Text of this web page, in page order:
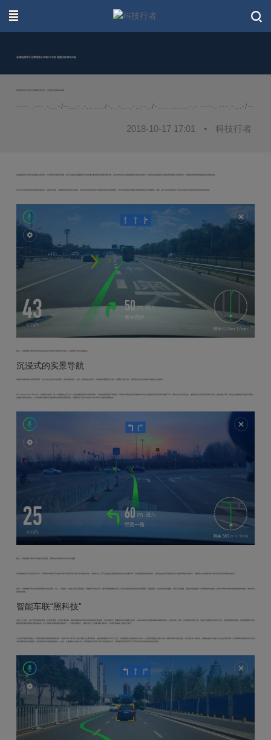
联系我们
高德地图联手达摩院推出车载AR导航 颠覆传统驾车体验
高德地图今日宣布与达摩院达成合作，共同推出车载AR导航。
----..---.-...-/--...-.-......./-...-....-..--../-............-.- ----..---.-...-/--
2018-10-17 17:01 • 科技行者
高德地图今日宣布与达摩院达成合作，共同推出车载AR导航。该产品借助高德地图专业的交通大数据和车道级导航引擎，以及双方合作共建的图像识别AI技术能力，将真实的道路场景与虚拟的导航指引有机结合，给驾驶员带来更直观的实景导航体验。
该产品计划首批应用在智能后视镜上，做能力验证，后续重点将拓展至仪表盘、车机中控屏以及HUD平视系统等更多使用场景，针对不同的展示载体打磨最优的用户体验效果。据悉，该产品也是国内首个真正落地的可多场景使用的车载AR导航。
图注：高德地图车载AR导航可在复杂路口处进行清晰的方向指引，避免用户错过关键路口
沉浸式的实景导航
地图导航虽然现在普及率很高，但人们在使用时仍然需要一定的理解成本，尤其一些复杂的岔路口，理解起来需要更长时间，但哪怕只是几秒，在高速行驶过程中就有可能错过关键路口。
AR（Augmented Reality，增强现实技术）是一种创新的交互方式，也给地图导航带来新的思路。与传统地图导航不同的是，车载AR导航首先利用摄像头将前方道路的真实场景实时捕捉下来，再结合汽车当前定位、地图导航信息以及场景AI识别，进行融合计算，然后生成虚拟的导航指引模型，
并叠加到真实道路上，从而创建出更贴近驾驶者真实视野的导航画面，大幅降低了用户对传统2D或3D电子地图的读图成本。
图注：高德地图车载AR导航提供更直观、更及时的转弯指示和红绿灯提醒
高德地图相关产品负责人表示，其车载AR导航可以在多种驾车场景下指引用户做关键性动作。举例来说，它可在道路上直观地提示用户何处该转弯，何处需要提前变道并线，以及在岔路口等复杂路况下做更清晰地方向指引，避免用户在高速行驶中因决策延误而导致错过路口。
此外，高德地图车载AR导航还能够对过往车辆、行人、车道线、红绿灯位置以及颜色、限速牌等周边环境，进行智能的图像识别，从而为驾驶员提供跟车距离预警、压线预警、红绿灯监测与提醒、前车启动提醒、提前变道提醒等一系列驾驶安全辅助，给用户带来比传统地图导航更加精细、更加安全
智能车联“黑科技”
业内人士指出，由于驾车的场景复杂，行驶速度快，实时性要求高，因此车载的AR导航技术实现难度非常高，对导航精度、图像识别的准确度与速度，以及AR算法灵敏度等都有极高的要求。此前市场上也有一些车载AR导航产品，但由于数据和技术差强人意，导致普遍体验较差。而高德地图与达摩
院机器智能领域视觉智能实验室（以下简称“达摩院视觉实验室”），可谓强强联合，借助下面三大智能车联“黑科技”，带来使用体验上的巨大提升。
专业的车道级导航能力。
高德地图在导航领域积淀多年，拥有非常丰富和专业的道路与交通大数据，道路里程覆盖820万+公里，仅道路属性信息就超过400种，实时路况覆盖全国360多个城市和所有高速公路，并实现分钟级发布。准确的道路大数据与专业的导航引擎，使得高德地图能为用户提供
非常精细化的导航服务，也是实现AR导航的基础能力。比如，在需要转向的路口前，高德地图可对用户进行车道级的引导，近期甚至还新增了区分不同转向的车道级实时路况信息。